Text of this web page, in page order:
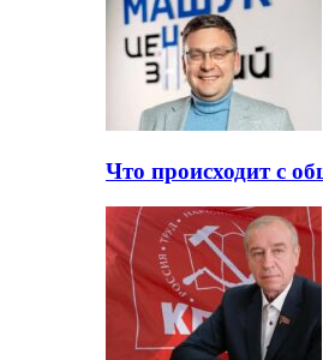
Что происходит с